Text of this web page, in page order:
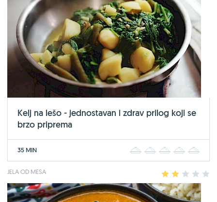
Kelj na lešo - jednostavan i zdrav prilog koji se
brzo priprema
35 MIN 2 3 4
JELA OD MESA 2 3 4